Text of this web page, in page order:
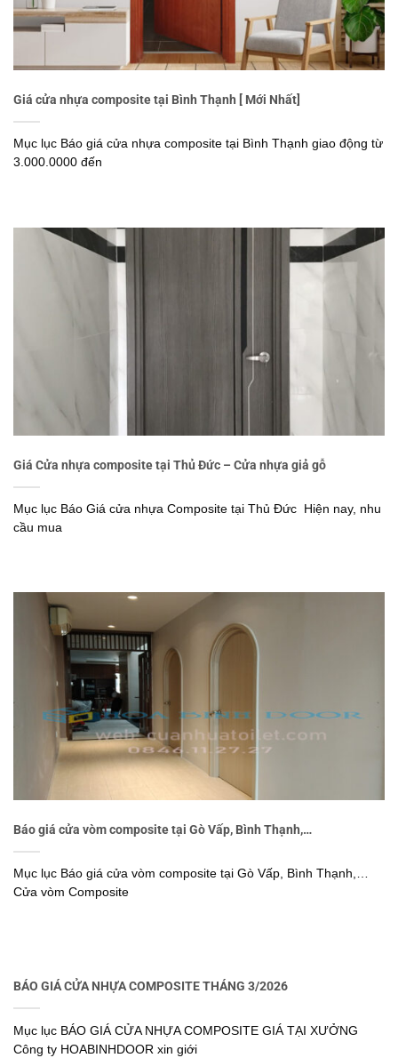
Giá cửa nhựa composite tại Bình Thạnh [ Mới Nhất]
Mục lục Báo giá cửa nhựa composite tại Bình Thạnh giao động từ
3.000.0000 đến
Giá Cửa nhựa composite tại Thủ Đức – Cửa nhựa giả gỗ
Mục lục Báo Giá cửa nhựa Composite tại Thủ Đức Hiện nay, nhu
cầu mua
Báo giá cửa vòm composite tại Gò Vấp, Bình Thạnh,…
Mục lục Báo giá cửa vòm composite tại Gò Vấp, Bình Thạnh,…
Cửa vòm Composite
BÁO GIÁ CỬA NHỰA COMPOSITE THÁNG 3/2026
Mục lục BÁO GIÁ CỬA NHỰA COMPOSITE GIÁ TẠI XƯỞNG
Công ty HOABINHDOOR xin giới